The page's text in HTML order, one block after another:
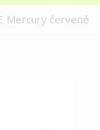
Mercury červené